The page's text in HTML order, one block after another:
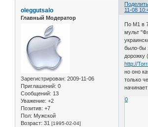
11-08
oleggutsalo
Главный Модератор
Зарегистрирован: 2009-11-06
Приглашений: 0
Сообщений: 13
Уважение: +2
Позитив: +7
Пол: Мужской
Возраст: 31 [1995-02-04]
По М1 в
мульт
было-бы
дорожку
http://
но оно
только
0